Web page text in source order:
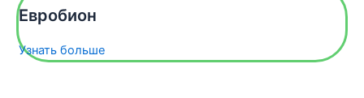
Евробион
Узнать больше